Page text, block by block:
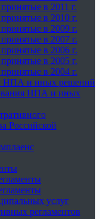
в 2011 г.
в 2010 г.
в 2009 г.
в 2007 г.
в 2006 г.
в 2005 г.
в 2004 г.
НПА и иных решений
НПА и иных
Российской
услуг
регламентов